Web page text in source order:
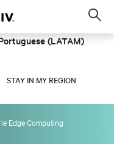
(LATAM)
STAY IN MY REGION
Edge Computing